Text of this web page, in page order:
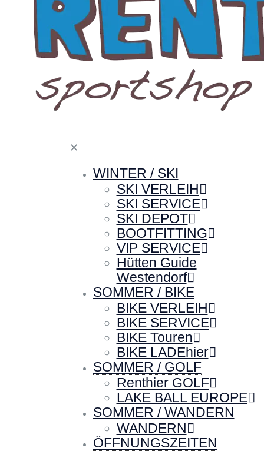
✕
WINTER / SKI
SKI VERLEIH
SKI SERVICE
SKI DEPOT
BOOTFITTING
VIP SERVICE
Hütten Guide
Westendorf
SOMMER / BIKE
BIKE VERLEIH
BIKE SERVICE
BIKE Touren
BIKE LADEhier
SOMMER / GOLF
Renthier GOLF
LAKE BALL EUROPE
SOMMER / WANDERN
WANDERN
ÖFFNUNGSZEITEN